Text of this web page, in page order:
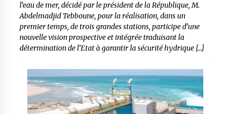
l’eau de mer, décidé par le président de la République, M.
Abdelmadjid Tebboune, pour la réalisation, dans un
premier temps, de trois grandes stations, participe d’une
nouvelle vision prospective et intégrée traduisant la
détermination de l’Etat à garantir la sécurité hydrique […]